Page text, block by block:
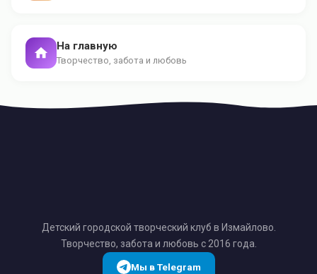
На главную
Творчество, забота и любовь
Детский городской творческий клуб в Измайлово.
Творчество, забота и любовь с 2016 года.
Мы в Telegram